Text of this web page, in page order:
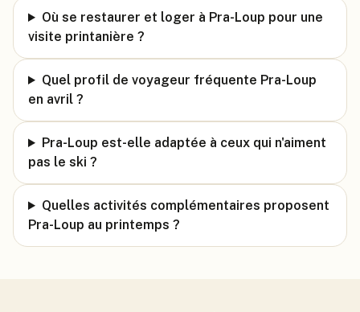
Où se restaurer et loger à Pra-Loup pour une
visite printanière ?
Quel profil de voyageur fréquente Pra-Loup
en avril ?
Pra-Loup est-elle adaptée à ceux qui n'aiment
pas le ski ?
Quelles activités complémentaires proposent
Pra-Loup au printemps ?